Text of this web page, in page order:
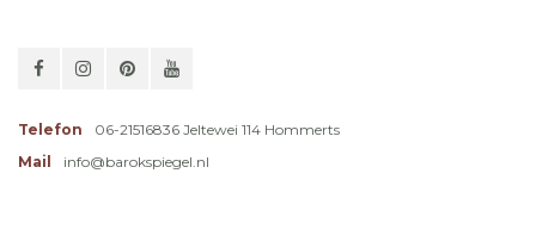
Telefon
06-21516836 Jeltewei 114 Hommerts
Mail
info@barokspiegel.nl